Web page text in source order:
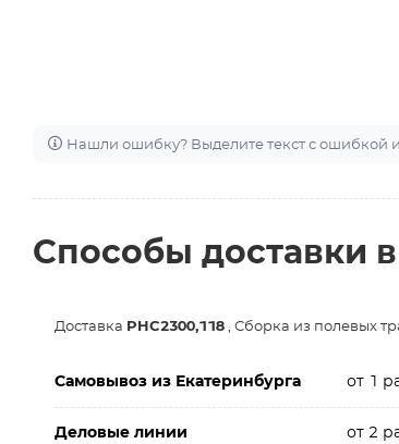
Нашли ошибку? Выделите текст с ошибкой
Способы доставки
Доставка PHC2300,118 , Сборка из полевых
Самовывоз из Екатеринбурга от 1
Деловые линии от 2